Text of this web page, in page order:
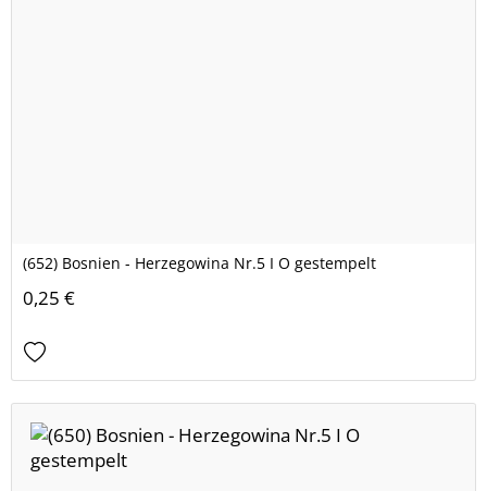
(652) Bosnien - Herzegowina Nr.5 I O gestempelt
0,25 €